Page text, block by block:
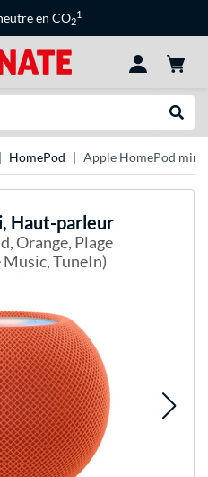
en CO2
1
HomePod Apple HomePod
Haut-parleur
Orange, Plage
TuneIn)